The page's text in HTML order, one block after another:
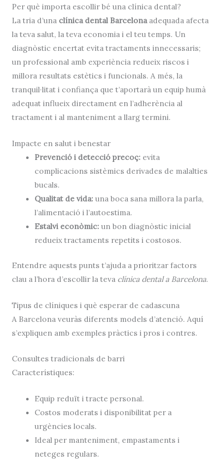
Per què importa escollir bé una clínica dental?
La tria d’una clínica dental Barcelonaadequada afecta
la teva salut, la teva economia i el teu temps. Un
diagnòstic encertat evita tractaments innecessaris;
un professional amb experiència redueix riscos i
millora resultats estètics i funcionals. A més, la
tranquil·litat i confiança que t’aportarà un equip humà
adequat influeix directament en l’adherència al
tractament i al manteniment a llarg termini.
Impacte en salut i benestar
Prevenció i detecció precoç: evita
complicacions sistèmics derivades de malalties
bucals.
Qualitat de vida: una boca sana millora la parla,
l’alimentació i l’autoestima.
Estalvi econòmic: un bon diagnòstic inicial
redueix tractaments repetits i costosos.
Entendre aquests punts t’ajuda a prioritzar factors
clau a l’hora d’escollir la teva clínica dental a Barcelona.
Tipus de clíniques i què esperar de cadascuna
A Barcelona veuràs diferents models d’atenció. Aquí
s’expliquen amb exemples pràctics i pros i contres.
Consultes tradicionals de barri
Característiques:
Equip reduït i tracte personal.
Costos moderats i disponibilitat per a
urgències locals.
Ideal per manteniment, empastaments i
neteges regulars.